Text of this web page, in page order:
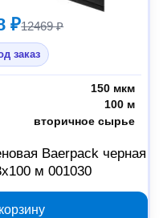
₽12469 ₽
заказ
150 мкм
100 м
вторичное сырье
Baerpack черная
м 001030